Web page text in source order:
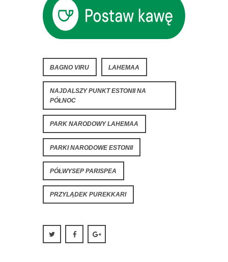
BAGNO VIRU LAHEMAA
NAJDALSZY PUNKT ESTONII NA
PÓŁNOC
PARK NARODOWY LAHEMAA
PARKI NARODOWE ESTONII
PÓŁWYSEP PARISPEA
PRZYLĄDEK PUREKKARI